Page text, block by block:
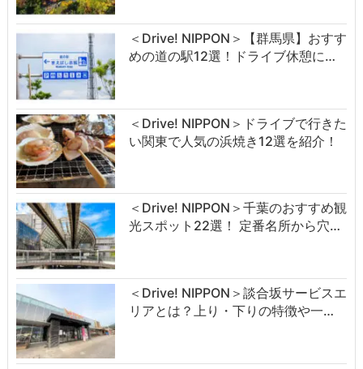
＜Drive! NIPPON＞【群馬県】おすす
めの道の駅12選！ドライブ休憩に…
＜Drive! NIPPON＞ドライブで行きた
い関東で人気の浜焼き12選を紹介！
＜Drive! NIPPON＞千葉のおすすめ観
光スポット22選！ 定番名所から穴…
＜Drive! NIPPON＞談合坂サービスエ
リアとは？上り・下りの特徴や一…